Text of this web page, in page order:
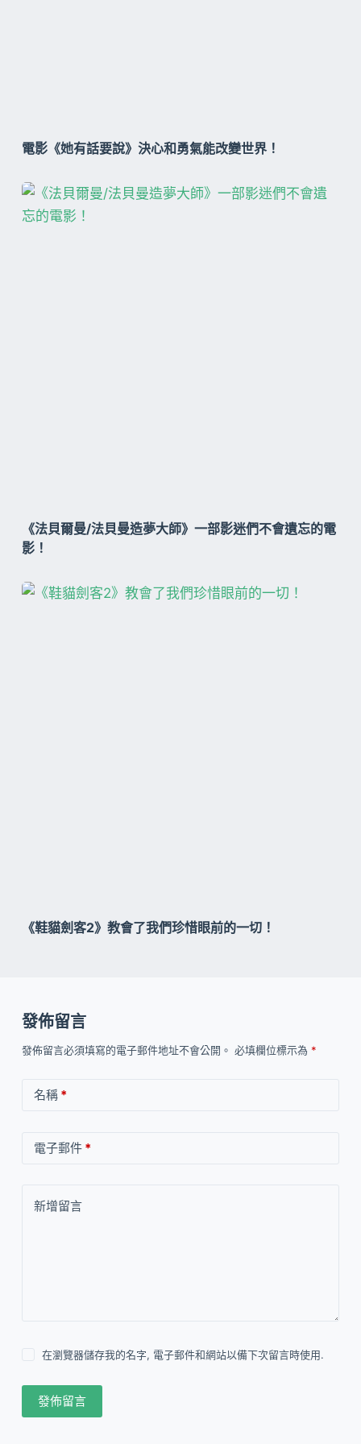
電影《她有話要說》決心和勇氣能改變世界！
《法貝爾曼/法貝曼造夢大師》一部影迷們不會遺忘的電
影！
《鞋貓劍客2》教會了我們珍惜眼前的一切！
發佈留言
發佈留言必須填寫的電子郵件地址不會公開。 必填欄位標示為 *
名稱*
電子郵件*
新增留言
在瀏覽器儲存我的名字, 電子郵件和網站以備下次留言時使用.
發佈留言